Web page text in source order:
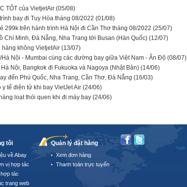
TỐT của VietjetAir (05/08)
bay đi Tuy Hòa tháng 08/2022 (01/08)
299k trên hành trình Hà Nội đi Cần Thơ tháng 08/2022 (25/07)
Chí Minh, Đà Nẵng, Nha Trang tới Busan (Hàn Quốc) (12/07)
không VietjetAir (13/07)
Nội - Mumbai cùng các đường bay giữa Việt Nam - Ấn Độ (08/07)
Nội, Bangkok đi Fukuoka và Nagoya (Nhật Bản) (14/06)
đến Phú Quốc, Nha Trang, Cần Thơ, Đà Nẵng (16/03)
tế điện tử khi bay VietJet Air (24/06)
loạt thói quen khi đi máy bay (24/06)
tôi
về Abay
vị hợp tác
tác
trang web
Quản lý đặt hàng
Xem đơn hàng
Thanh toán trực tuyến